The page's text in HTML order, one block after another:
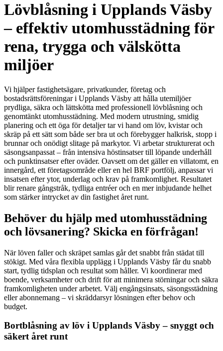
Lövblåsning i Upplands Väsby
– effektiv utomhusstädning för
rena, trygga och välskötta
miljöer
Vi hjälper fastighetsägare, privatkunder, företag och
bostadsrättsföreningar i Upplands Väsby att hålla utemiljöer
prydliga, säkra och lättskötta med professionell lövblåsning och
genomtänkt utomhusstädning. Med modern utrustning, smidig
planering och ett öga för detaljer tar vi hand om löv, kvistar och
skräp på ett sätt som både ser bra ut och förebygger halkrisk, stopp i
brunnar och onödigt slitage på markytor. Vi arbetar strukturerat och
säsongsanpassat – från intensiva höstinsatser till löpande underhåll
och punktinsatser efter oväder. Oavsett om det gäller en villatomt, en
innergård, ett företagsområde eller en hel BRF portfölj, anpassar vi
insatsen efter ytor, underlag och krav på framkomlighet. Resultatet
blir renare gångstråk, tydliga entréer och en mer inbjudande helhet
som stärker intrycket av din fastighet året runt.
Behöver du hjälp med utomhusstädning
och lövsanering? Skicka en förfrågan!
När löven faller och skräpet samlas går det snabbt från städat till
stökigt. Med våra flexibla upplägg i Upplands Väsby får du snabb
start, tydlig tidsplan och resultat som håller. Vi koordinerar med
boende, verksamheter och drift för att minimera störningar och säkra
framkomligheten under arbetet. Välj engångsinsats, säsongsstädning
eller abonnemang – vi skräddarsyr lösningen efter behov och
budget.
Bortblåsning av löv i Upplands Väsby – snyggt och
säkert året runt